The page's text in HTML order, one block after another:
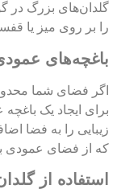
گلدان‌های بزرگ در
را بر روی میز یا
باغچه‌های
اگر فضای شما
برای ایجاد یک
زیبایی را به فضا
که از فضای عمودی
استفاده از